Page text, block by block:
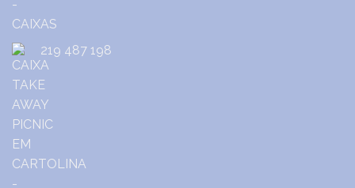
219 487 198